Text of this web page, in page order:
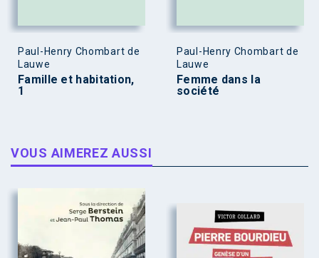
Paul-Henry Chombart de
Lauwe
Famille et habitation,
1
Paul-Henry Chombart de
Lauwe
Femme dans la
société
VOUS AIMEREZ AUSSI